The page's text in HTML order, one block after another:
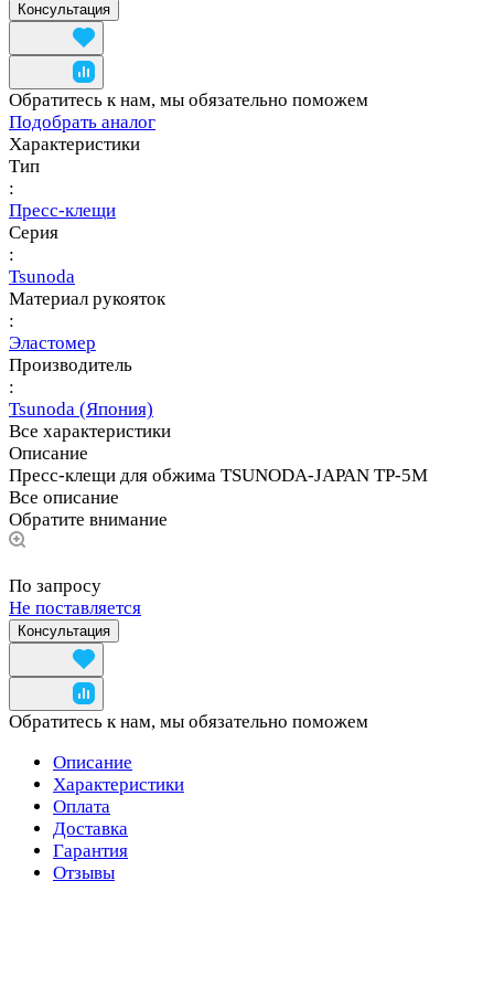
Консультация
Обратитесь к нам, мы обязательно поможем
Подобрать аналог
Характеристики
Тип
:
Пресс-клещи
Серия
:
Tsunoda
Материал рукояток
:
Эластомер
Производитель
:
Tsunoda (Япония)
Все характеристики
Описание
Пресс-клещи для обжима TSUNODA-JAPAN TP-5M
Все описание
Обратите внимание
По запросу
Не поставляется
Консультация
Обратитесь к нам, мы обязательно поможем
Описание
Характеристики
Оплата
Доставка
Гарантия
Отзывы